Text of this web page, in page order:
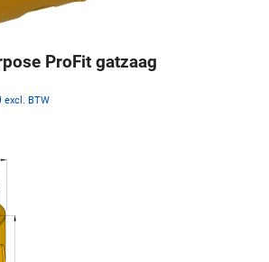
ProFit gatzaag
excl. BTW